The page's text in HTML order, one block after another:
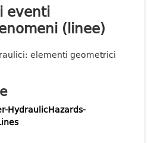
eventi
(linee)
elementi geometrici
HydraulicHazards-